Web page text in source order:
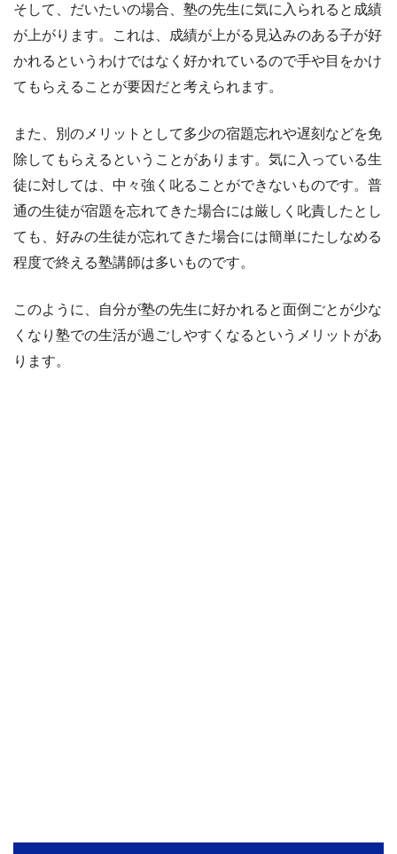
そして、だいたいの場合、塾の先生に気に入られると成績
が上がります。これは、成績が上がる見込みのある子が好
かれるというわけではなく好かれているので手や目をかけ
てもらえることが要因だと考えられます。
また、別のメリットとして多少の宿題忘れや遅刻などを免
除してもらえるということがあります。気に入っている生
徒に対しては、中々強く叱ることができないものです。普
通の生徒が宿題を忘れてきた場合には厳しく叱責したとし
ても、好みの生徒が忘れてきた場合には簡単にたしなめる
程度で終える塾講師は多いものです。
このように、自分が塾の先生に好かれると面倒ごとが少な
くなり塾での生活が過ごしやすくなるというメリットがあ
ります。